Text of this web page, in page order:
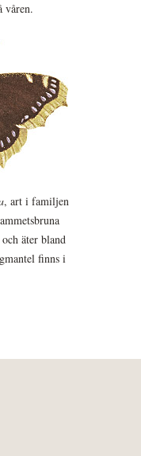
våren.
, art i familjen
äter bland
finns i